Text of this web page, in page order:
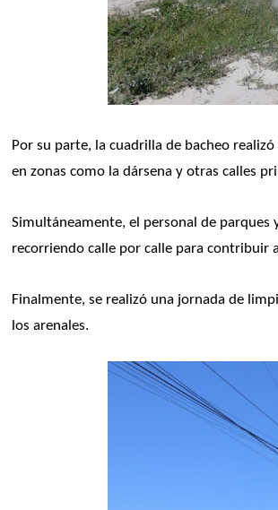
Por su parte, la cuadrilla de bacheo
en zonas como la dársena y otras calles
Simultáneamente, el personal de parques
recorriendo calle por calle para contribuir
Finalmente, se realizó una jornada de
los arenales.